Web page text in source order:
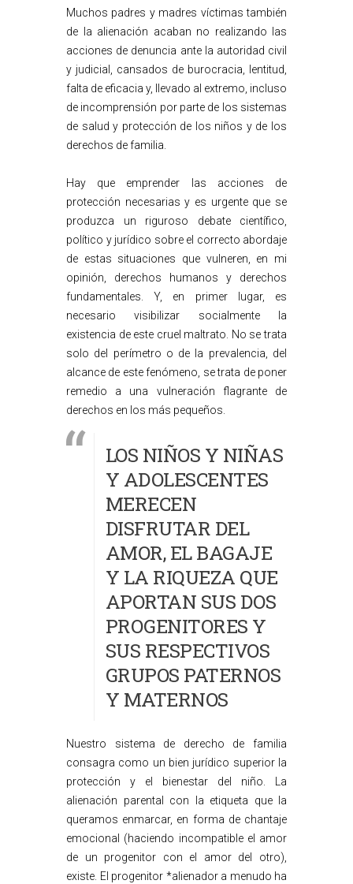
Muchos padres y madres víctimas también
de la alienación acaban no realizando las
acciones de denuncia ante la autoridad civil
y judicial, cansados de burocracia, lentitud,
falta de eficacia y, llevado al extremo, incluso
de incomprensión por parte de los sistemas
de salud y protección de los niños y de los
derechos de familia.
Hay que emprender las acciones de
protección necesarias y es urgente que se
produzca un riguroso debate científico,
político y jurídico sobre el correcto abordaje
de estas situaciones que vulneren, en mi
opinión, derechos humanos y derechos
fundamentales. Y, en primer lugar, es
necesario visibilizar socialmente la
existencia de este cruel maltrato. No se trata
solo del perímetro o de la prevalencia, del
alcance de este fenómeno, se trata de poner
remedio a una vulneración flagrante de
derechos en los más pequeños.
LOS NIÑOS Y NIÑAS
Y ADOLESCENTES
MERECEN
DISFRUTAR DEL
AMOR, EL BAGAJE
Y LA RIQUEZA QUE
APORTAN SUS DOS
PROGENITORES Y
SUS RESPECTIVOS
GRUPOS PATERNOS
Y MATERNOS
Nuestro sistema de derecho de familia
consagra como un bien jurídico superior la
protección y el bienestar del niño. La
alienación parental con la etiqueta que la
queramos enmarcar, en forma de chantaje
emocional (haciendo incompatible el amor
de un progenitor con el amor del otro),
existe. El progenitor *alienador a menudo ha